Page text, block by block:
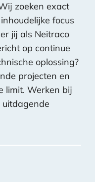
zoeken exact
focus
jij als Neitraco
op continue
oplossing?
projecten en
limit. Werken bij
uitdagende